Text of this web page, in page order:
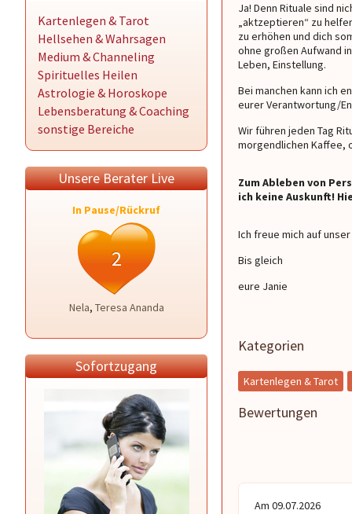
Kartenlegen & Tarot
Hellsehen & Wahrsagen
Medium & Channeling
Spirituelles Heilen
Astrologie & Horoskope
Lebensberatung & Coaching
sonstige Bereiche
Unsere Berater Live
In Pause/Rückruf
2
Nela, Teresa Ananda
Sofortzugang
Ja! Denn Rituale sind
„aktzeptieren“ zu
zu erhöhen und dich
ohne großen Aufwand
Leben, Einstellung.
Bei manchen kann ich
eurer Verantwortung/
Wir führen jeden Tag
morgendlichen Kaffee,
Zum Ableben von
ich keine Auskunft!
Ich freue mich auf
Bis gleich
eure Janie
Kategorien
Kartenlegen & Tarot
Bewertungen
Am 09.07.2026